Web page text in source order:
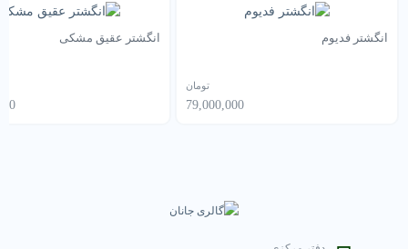
انگشتر فدیوم
79,000,000
تومان
انگشتر عقیق مشکی